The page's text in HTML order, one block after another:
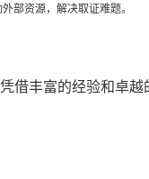
部资源，解决取证难题。
借丰富的经验和卓